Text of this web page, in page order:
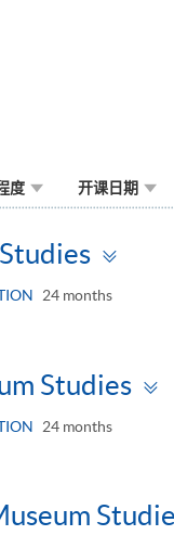
度 开课日期
24 months
Studies
24 months